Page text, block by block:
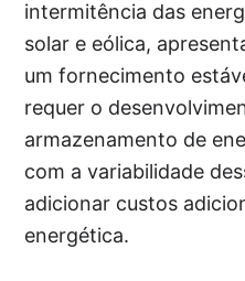
intermitência das
solar e eólica,
um fornecimento
requer o
armazenamento de
com a variabilidade
adicionar custos
energética.